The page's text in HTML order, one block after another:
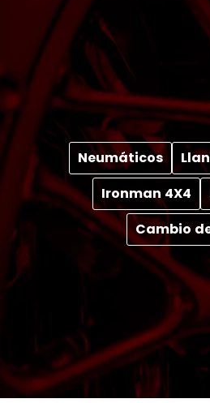
Neumáticos
Ironman 4X4
Cambio